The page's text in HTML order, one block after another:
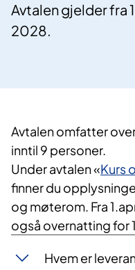
Avtalen gjelder fra
2028.
Avtalen omfatter
inntil 9 personer.
Under avtalen «Kurs
finner du
og møterom. Fra
også overnatting for
​Hvem er